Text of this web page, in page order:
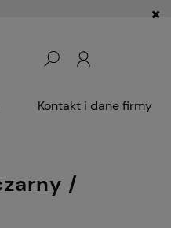
Kontakt i dane firmy
/